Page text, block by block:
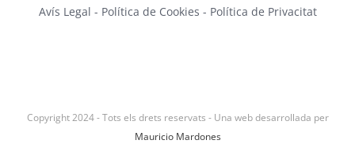
Avís Legal - Política de Cookies - Política de Privacitat
Copyright 2024 - Tots els drets reservats - Una web desarrollada per
Mauricio Mardones